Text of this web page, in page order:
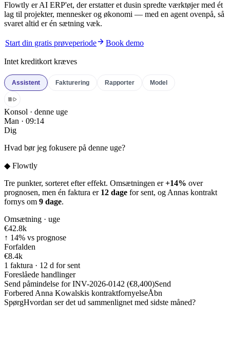
Flowtly er AI ERP'et, der erstatter et dusin spredte værktøjer med ét
lag til projekter, mennesker og økonomi — med en agent ovenpå, så
svaret altid er én sætning væk.
Start din gratis prøveperiode Book demo
Intet kreditkort kræves
Assistent Fakturering Rapporter Model
Konsol · denne uge
Man · 09:14
Dig
Hvad bør jeg fokusere på denne uge?
◆ Flowtly
Tre punkter, sorteret efter effekt. Omsætningen er+14% over
prognosen, men én faktura er 12 dage for sent, og Annas kontrakt
fornys om 9 dage.
Omsætning · uge
€42.8k
↑ 14% vs prognose
Forfalden
€8.4k
1 faktura · 12 d for sent
Foreslåede handlinger
Send påmindelse for INV-2026-0142 (€8,400)Send
Forbered Anna Kowalskis kontraktfornyelseÅbn
SpørgHvordan ser det ud sammenlignet med sidste måned?